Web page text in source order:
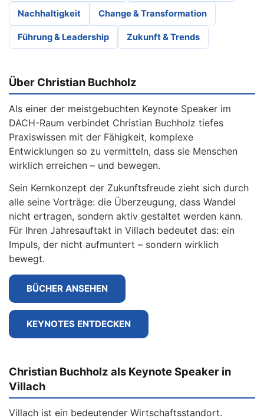
Nachhaltigkeit Change & Transformation
Führung & Leadership Zukunft & Trends
Über Christian Buchholz
Als einer der meistgebuchten Keynote Speaker im
DACH-Raum verbindet Christian Buchholz tiefes
Praxiswissen mit der Fähigkeit, komplexe
Entwicklungen so zu vermitteln, dass sie Menschen
wirklich erreichen – und bewegen.
Sein Kernkonzept der Zukunftsfreude zieht sich durch
alle seine Vorträge: die Überzeugung, dass Wandel
nicht ertragen, sondern aktiv gestaltet werden kann.
Für Ihren Jahresauftakt in Villach bedeutet das: ein
Impuls, der nicht aufmuntert – sondern wirklich
bewegt.
BÜCHER ANSEHEN
KEYNOTES ENTDECKEN
Christian Buchholz als Keynote Speaker in
Villach
Villach ist ein bedeutender Wirtschaftsstandort.